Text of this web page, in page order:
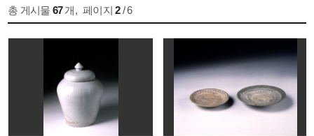
총 게시물 67개, 페이지2/ 6